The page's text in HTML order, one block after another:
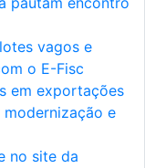
vagos e
o E-Fisc
em exportações
e
no site da